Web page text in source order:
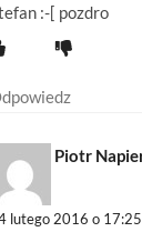
:-[ pozdro
Piotr
lutego 2016 o 17:25